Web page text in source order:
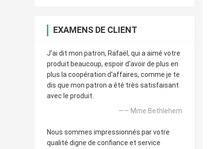
EXAMENS DE CLIENT
J'ai dit mon patron, Rafaël, qui a aimé votre
produit beaucoup, espoir d'avoir de plus en
plus la coopération d'affaires, comme je te
dis que mon patron a été très satisfaisant
avec le produit.
—— Mme Bethlehem
Nous sommes impressionnés par votre
qualité digne de confiance et service